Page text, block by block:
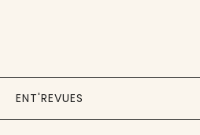
ENT'REVUES